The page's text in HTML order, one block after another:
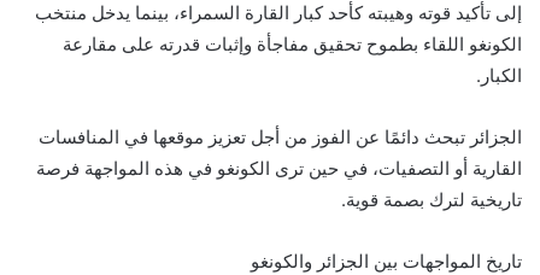
إلى تأكيد قوته وهيبته كأحد كبار القارة السمراء، بينما يدخل منتخب
الكونغو اللقاء بطموح تحقيق مفاجأة وإثبات قدرته على مقارعة
الكبار.
الجزائر تبحث دائمًا عن الفوز من أجل تعزيز موقعها في المنافسات
القارية أو التصفيات، في حين ترى الكونغو في هذه المواجهة فرصة
تاريخية لترك بصمة قوية.
تاريخ المواجهات بين الجزائر والكونغو